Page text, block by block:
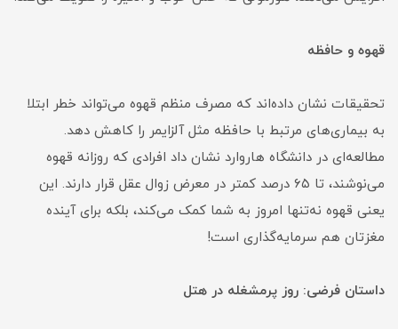
قهوه و حافظه
تحقیقات نشان داده‌اند که مصرف منظم قهوه می‌تواند خطر ابتلا
به بیماری‌های مرتبط با حافظه مثل آلزایمر را کاهش دهد.
مطالعه‌ای در دانشگاه هاروارد نشان داد افرادی که روزانه قهوه
می‌نوشند، تا ۶۵ درصد کمتر در معرض زوال عقل قرار دارند. این
یعنی قهوه نه‌تنها امروز به شما کمک می‌کند، بلکه برای آینده
مغزتان هم سرمایه‌گذاری است!
داستان فرضی: روز پرمشغله در هتل